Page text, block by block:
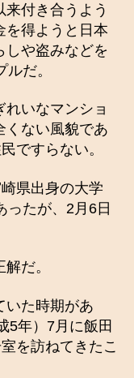
付き合うよう
を得ようと日本
しや盗みなどを
だ。
いなマンショ
くない風貌であ
ですらない。
県出身の大学
ったが、2月6日
だ。
いた時期があ
5年）7月に飯田
を訪ねてきたこ